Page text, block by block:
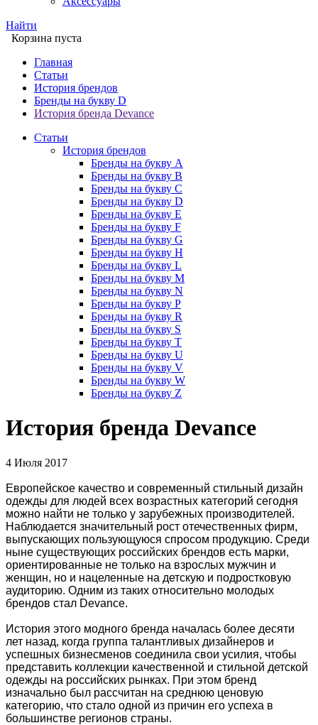
Найти
Корзина пуста
Главная
Статьи
История брендов
Бренды на букву D
История бренда Devance
Статьи
История брендов
Бренды на букву A
Бренды на букву B
Бренды на букву C
Бренды на букву D
Бренды на букву E
Бренды на букву F
Бренды на букву G
Бренды на букву H
Бренды на букву L
Бренды на букву M
Бренды на букву N
Бренды на букву P
Бренды на букву R
Бренды на букву S
Бренды на букву T
Бренды на букву U
Бренды на букву V
Бренды на букву W
Бренды на букву Z
История бренда Devance
4 Июля 2017
Европейское качество и современный стильный дизайн
одежды для людей всех возрастных категорий сегодня
можно найти не только у зарубежных производителей.
Наблюдается значительный рост отечественных фирм,
выпускающих пользующуюся спросом продукцию. Среди
ныне существующих российских брендов есть марки,
ориентированные не только на взрослых мужчин и
женщин, но и нацеленные на детскую и подростковую
аудиторию. Одним из таких относительно молодых
брендов стал Devance.
История этого модного бренда началась более десяти
лет назад, когда группа талантливых дизайнеров и
успешных бизнесменов соединила свои усилия, чтобы
представить коллекции качественной и стильной детской
одежды на российских рынках. При этом бренд
изначально был рассчитан на среднюю ценовую
категорию, что стало одной из причин его успеха в
большинстве регионов страны.